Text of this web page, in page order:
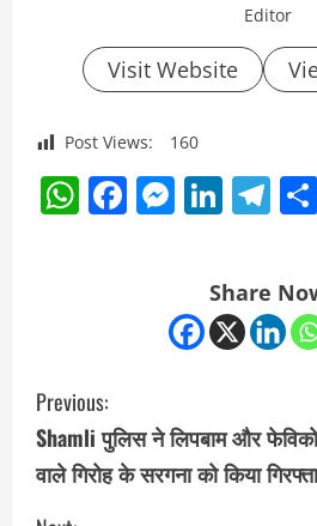
Editor
Visit Website
Post Views: 160
WhatsApp
Facebook
Share
C
o
n
Previous:
Shamli पुलिस ने लिपबाम और
वाले गिरोह के सरगना को किया